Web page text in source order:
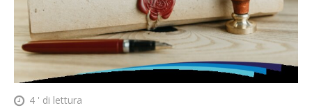
4 ' di lettura